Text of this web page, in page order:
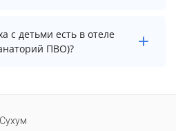
животными запрещено.
с детьми есть в отеле
ПВО)?
Сухум